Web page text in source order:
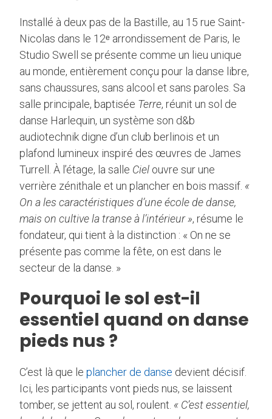
Installé à deux pas de la Bastille, au 15 rue Saint-
Nicolas dans le 12ᵉ arrondissement de Paris, le
Studio Swell se présente comme un lieu unique
au monde, entièrement conçu pour la danse libre,
sans chaussures, sans alcool et sans paroles. Sa
salle principale, baptisée Terre, réunit un sol de
danse Harlequin, un système son d&b
audiotechnik digne d’un club berlinois et un
plafond lumineux inspiré des œuvres de James
Turrell. À l’étage, la salle Ciel ouvre sur une
verrière zénithale et un plancher en bois massif. «
On a les caractéristiques d’une école de danse,
mais on cultive la transe à l’intérieur », résume le
fondateur, qui tient à la distinction : « On ne se
présente pas comme la fête, on est dans le
secteur de la danse. »
Pourquoi le sol est-il
essentiel quand on danse
pieds nus ?
C’est là que le plancher de danse devient décisif.
Ici, les participants vont pieds nus, se laissent
tomber, se jettent au sol, roulent. « C’est essentiel,